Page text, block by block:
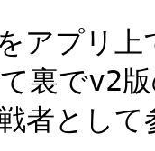
アプリ上
裏でv2
者とし